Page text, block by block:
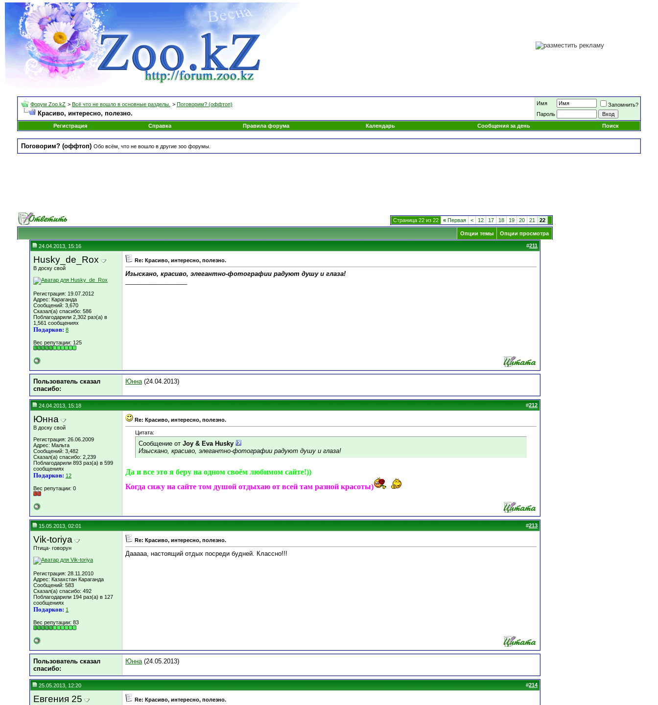
Форум Zoo.kZ > Всё что не вошло в основные разделы. > Поговорим? (оффтоп)
Красиво, интересно, полезно.
Имя
Запомнить?
Пароль
Регистрация
Справка Правила форума Календарь Сообщения за день Поиск
Поговорим? (оффтоп) Обо всём, что не вошло в другие зоо форумы.
Страница 22 из 22 « Первая < 12 17 18 19 20 21 22
Опции темы Опции просмотра
24.04.2013, 15:16 #211
Husky_de_Rox
В доску свой
Регистрация: 19.07.2012
Адрес: Караганда
Сообщений: 3,670
Сказал(а) спасибо: 586
Поблагодарили 2,302 раз(а) в
1,561 сообщениях
Подарков: 8
Вес репутации: 125
Re: Красиво, интересно, полезно.
Изыскано, красиво, элегантно-фотографии радуют душу и глаза!
Пользователь сказал
cпасибо:
Юнна(24.04.2013)
24.04.2013, 15:18 #212
Юнна
В доску свой
Регистрация: 26.06.2009
Адрес: Мальта
Сообщений: 3,482
Сказал(а) спасибо: 2,239
Поблагодарили 893 раз(а) в 599
сообщениях
Подарков: 12
Вес репутации: 0
Re: Красиво, интересно, полезно.
Цитата:
Сообщение от Joy & Eva Husky
Изыскано, красиво, элегантно-фотографии радуют душу и глаза!
Да и все это я беру на одном своём любимом сайте!))
Когда сижу на сайте том душой отдыхаю от всей там разной красоты)
15.05.2013, 02:01 #213
Vik-toriya
Птица- говорун
Регистрация: 28.11.2010
Адрес: Казахстан Караганда
Сообщений: 583
Сказал(а) спасибо: 492
Поблагодарили 194 раз(а) в 127
сообщениях
Подарков: 1
Вес репутации: 83
Re: Красиво, интересно, полезно.
Дааааа, настоящий отдых посреди будней. Классно!!!
Пользователь сказал
cпасибо:
Юнна(24.05.2013)
25.05.2013, 12:20 #214
Евгения 25 Re: Красиво, интересно, полезно.